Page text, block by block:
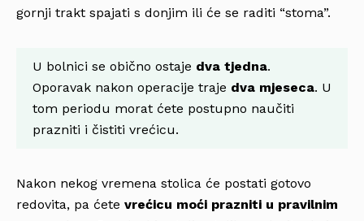
gornji trakt spajati s donjim ili će se raditi “stoma”.
U bolnici se obično ostaje dva tjedna.
Oporavak nakon operacije traje dva mjeseca. U
tom periodu morat ćete postupno naučiti
prazniti i čistiti vrećicu.
Nakon nekog vremena stolica će postati gotovo
redovita, pa ćete vrećicu moći prazniti u pravilnim